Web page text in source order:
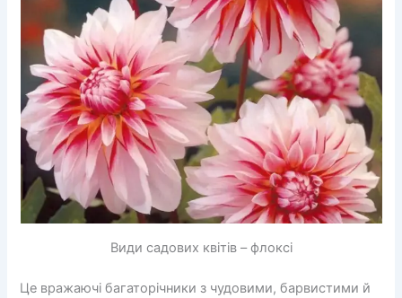
Види садових квітів – флоксі
Це вражаючі багаторічники з чудовими, барвистими й